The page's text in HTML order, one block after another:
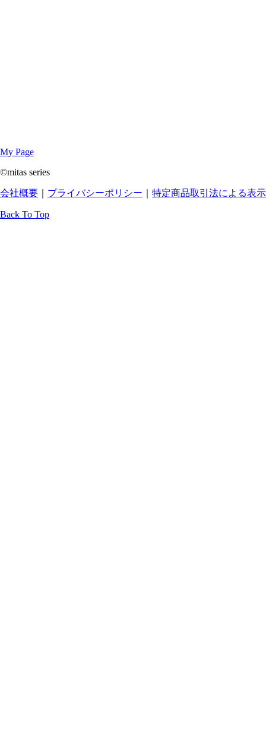
My Page
©mitas series
会社概要 プライバシーポリシー 特定商品取引法による表示
Back To Top